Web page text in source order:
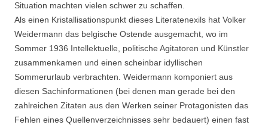
Situation machten vielen schwer zu schaffen.
Als einen Kristallisationspunkt dieses Literatenexils hat Volker
Weidermann das belgische Ostende ausgemacht, wo im
Sommer 1936 Intellektuelle, politische Agitatoren und Künstler
zusammenkamen und einen scheinbar idyllischen
Sommerurlaub verbrachten. Weidermann komponiert aus
diesen Sachinformationen (bei denen man gerade bei den
zahlreichen Zitaten aus den Werken seiner Protagonisten das
Fehlen eines Quellenverzeichnisses sehr bedauert) einen fast